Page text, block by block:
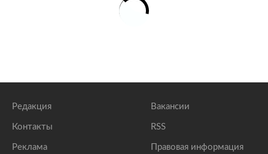
Редакция
Контакты
Реклама
Вакансии
RSS
Правовая информация